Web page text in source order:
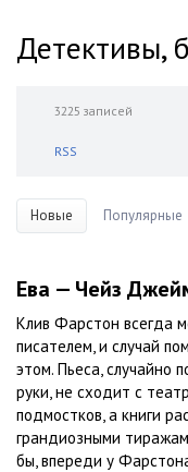
Детективы,
3225 записей
RSS
Новые Популярные
Ева — Чейз
Клив Фарстон всегда
писателем, и случай
этом. Пьеса, случайно
руки, не сходит с
подмостков, а книги
грандиозными
бы, впереди у